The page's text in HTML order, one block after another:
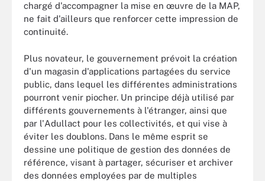
chargé d'accompagner la mise en œuvre de la MAP,
ne fait d'ailleurs que renforcer cette impression de
continuité.
Plus novateur, le gouvernement prévoit la création
d'un magasin d'applications partagées du service
public, dans lequel les différentes administrations
pourront venir piocher. Un principe déjà utilisé par
différents gouvernements à l'étranger, ainsi que
par l'Adullact pour les collectivités, et qui vise à
éviter les doublons. Dans le même esprit se
dessine une politique de gestion des données de
référence, visant à partager, sécuriser et archiver
des données employées par de multiples